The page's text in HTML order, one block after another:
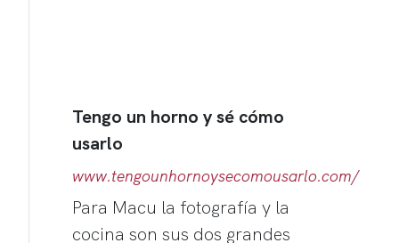
Tengo un horno y sé cómo
usarlo
www.tengounhornoysecomousarlo.com/
Para Macu la fotografía y la
cocina son sus dos grandes